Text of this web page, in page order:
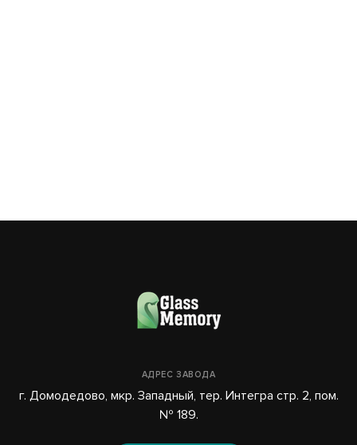
АДРЕС ЗАВОДА
г. Домодедово, мкр. Западный, тер. Интегра стр. 2, пом.
№ 189.